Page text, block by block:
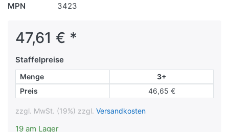
MPN
3423
47,61 € *
Staffelpreise
Menge
3+
Preis
46,65 €
zzgl. MwSt. (19%) zzgl. Versandkosten
19 am Lager